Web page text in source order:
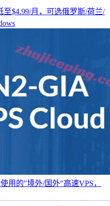
至$4.99/月，可选俄罗斯/荷兰/
用的"境外/国外"高速VPS，